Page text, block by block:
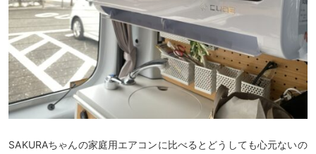
SAKURAちゃんの家庭用エアコンに比べるとどうしても心元ないの